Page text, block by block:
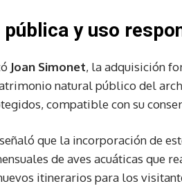
pública y uso
Joan Simonet, la adquisición
natural público del
compatible con su
que la incorporación de
de aves acuáticas que
itinerarios para los